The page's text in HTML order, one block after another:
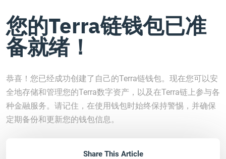
您的Terra链钱包已准
备就绪！
恭喜！您已经成功创建了自己的Terra链钱包。现在您可以安
全地存储和管理您的Terra数字资产，以及在Terra链上参与各
种金融服务。请记住，在使用钱包时始终保持警惕，并确保
定期备份和更新您的钱包信息。
Share This Article